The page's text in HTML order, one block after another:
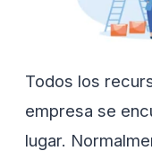
Todos los
empresa se
lugar.